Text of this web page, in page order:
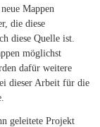
Mappen
die diese
diese Quelle ist.
möglichst
dafür weitere
dieser Arbeit für die
geleitete Projekt